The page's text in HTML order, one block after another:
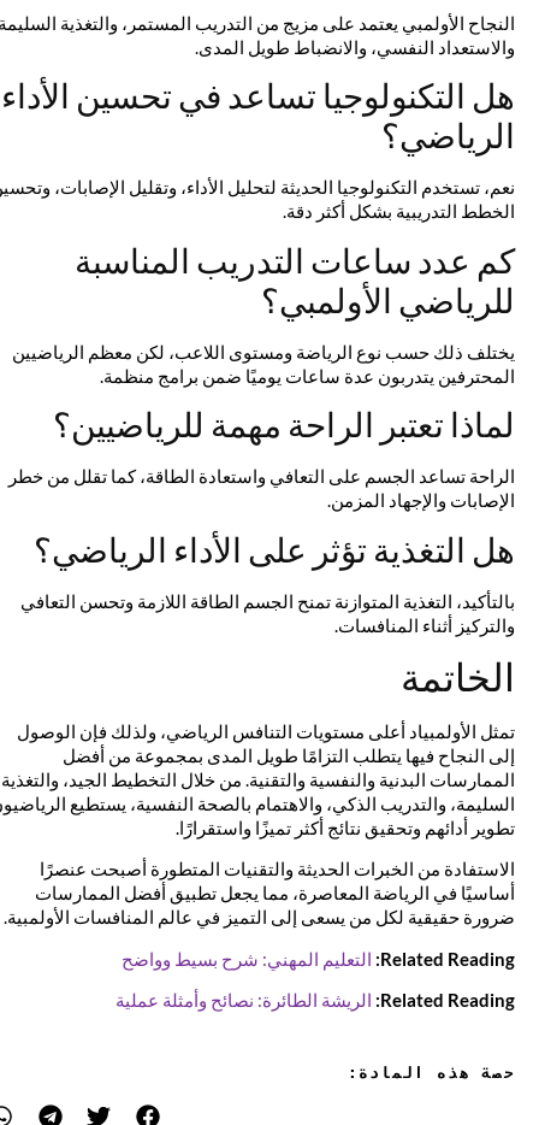
النجاح الأولمبي يعتمد على مزيج من التدريب المستمر، والتغذية السليمة،
والاستعداد النفسي، والانضباط طويل المدى.
هل التكنولوجيا تساعد في تحسين الأداء
الرياضي؟
نعم، تستخدم التكنولوجيا الحديثة لتحليل الأداء، وتقليل الإصابات، وتحسين
الخطط التدريبية بشكل أكثر دقة.
كم عدد ساعات التدريب المناسبة
للرياضي الأولمبي؟
يختلف ذلك حسب نوع الرياضة ومستوى اللاعب، لكن معظم الرياضيين
المحترفين يتدربون عدة ساعات يوميًا ضمن برامج منظمة.
لماذا تعتبر الراحة مهمة للرياضيين؟
الراحة تساعد الجسم على التعافي واستعادة الطاقة، كما تقلل من خطر
الإصابات والإجهاد المزمن.
هل التغذية تؤثر على الأداء الرياضي؟
بالتأكيد، التغذية المتوازنة تمنح الجسم الطاقة اللازمة وتحسن التعافي
والتركيز أثناء المنافسات.
الخاتمة
تمثل الأولمبياد أعلى مستويات التنافس الرياضي، ولذلك فإن الوصول
إلى النجاح فيها يتطلب التزامًا طويل المدى بمجموعة من أفضل
الممارسات البدنية والنفسية والتقنية. من خلال التخطيط الجيد، والتغذية
السليمة، والتدريب الذكي، والاهتمام بالصحة النفسية، يستطيع الرياضيون
تطوير أدائهم وتحقيق نتائج أكثر تميزًا واستقرارًا.
الاستفادة من الخبرات الحديثة والتقنيات المتطورة أصبحت عنصرًا
أساسيًا في الرياضة المعاصرة، مما يجعل تطبيق أفضل الممارسات
ضرورة حقيقية لكل من يسعى إلى التميز في عالم المنافسات الأولمبية.
Related Reading: التعليم المهني: شرح بسيط وواضح
Related Reading: الريشة الطائرة: نصائح وأمثلة عملية
حصة هذه المادة: